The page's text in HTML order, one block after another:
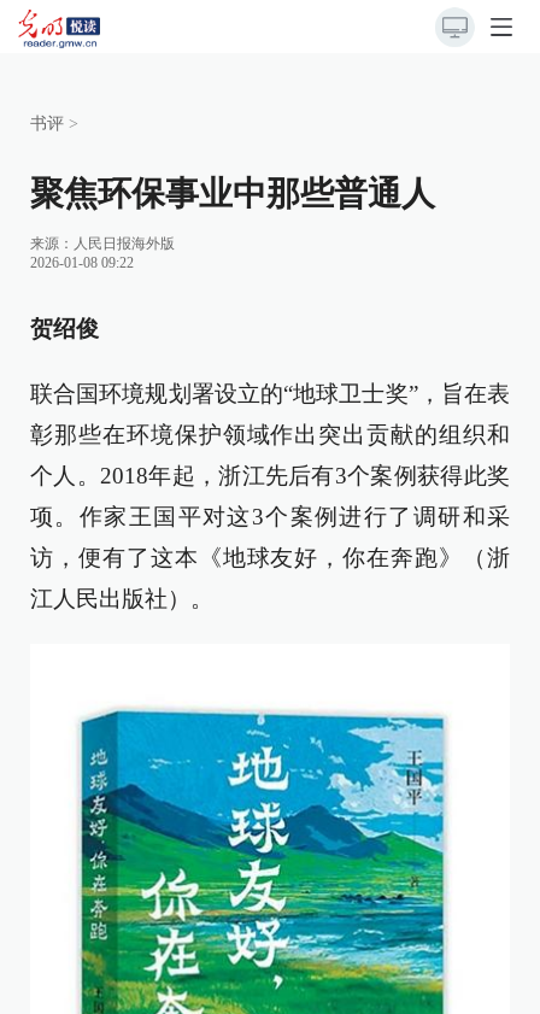
书评 >
聚焦环保事业中那些普通人
来源： 人民日报海外版
2026-01-08 09:22
贺绍俊
联合国环境规划署设立的“地球卫士奖”，旨在表
彰那些在环境保护领域作出突出贡献的组织和
个人。2018年起，浙江先后有3个案例获得此奖
项。作家王国平对这3个案例进行了调研和采
访，便有了这本《地球友好，你在奔跑》（浙
江人民出版社）。